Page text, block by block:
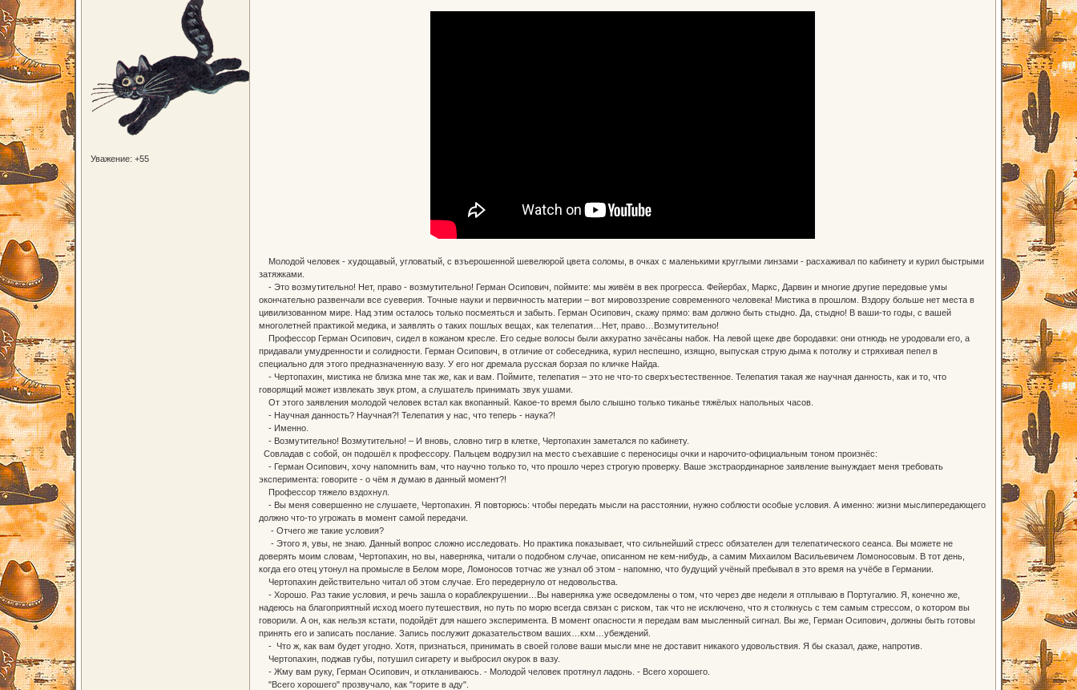
Уважение: +55
Молодой человек - худощавый, угловатый, с взъерошенной шевелюрой цвета соломы, в очках с маленькими круглыми линзами - расхаживал по кабинету и курил быстрыми
затяжками.
- Это возмутительно! Нет, право - возмутительно! Герман Осипович, поймите: мы живём в век прогресса. Фейербах, Маркс, Дарвин и многие другие передовые умы
окончательно развенчали все суеверия. Точные науки и первичность материи – вот мировоззрение современного человека! Мистика в прошлом. Вздору больше нет места в
цивилизованном мире. Над этим осталось только посмеяться и забыть. Герман Осипович, скажу прямо: вам должно быть стыдно. Да, стыдно! В ваши-то годы, с вашей
многолетней практикой медика, и заявлять о таких пошлых вещах, как телепатия…Нет, право…Возмутительно!
Профессор Герман Осипович, сидел в кожаном кресле. Его седые волосы были аккуратно зачёсаны набок. На левой щеке две бородавки: они отнюдь не уродовали его, а
придавали умудренности и солидности. Герман Осипович, в отличие от собеседника, курил неспешно, изящно, выпуская струю дыма к потолку и стряхивая пепел в
специально для этого предназначенную вазу. У его ног дремала русская борзая по кличке Найда.
- Чертопахин, мистика не близка мне так же, как и вам. Поймите, телепатия – это не что-то сверхъестественное. Телепатия такая же научная данность, как и то, что
говорящий может извлекать звук ртом, а слушатель принимать звук ушами.
От этого заявления молодой человек встал как вкопанный. Какое-то время было слышно только тиканье тяжёлых напольных часов.
- Научная данность? Научная?! Телепатия у нас, что теперь - наука?!
- Именно.
- Возмутительно! Возмутительно! – И вновь, словно тигр в клетке, Чертопахин заметался по кабинету.
Совладав с собой, он подошёл к профессору. Пальцем водрузил на место съехавшие с переносицы очки и нарочито-официальным тоном произнёс:
- Герман Осипович, хочу напомнить вам, что научно только то, что прошло через строгую проверку. Ваше экстраординарное заявление вынуждает меня требовать
эксперимента: говорите - о чём я думаю в данный момент?!
Профессор тяжело вздохнул.
- Вы меня совершенно не слушаете, Чертопахин. Я повторюсь: чтобы передать мысли на расстоянии, нужно соблюсти особые условия. А именно: жизни мыслипередающего
должно что-то угрожать в момент самой передачи.
- Отчего же такие условия?
- Этого я, увы, не знаю. Данный вопрос сложно исследовать. Но практика показывает, что сильнейший стресс обязателен для телепатического сеанса. Вы можете не
доверять моим словам, Чертопахин, но вы, наверняка, читали о подобном случае, описанном не кем-нибудь, а самим Михаилом Васильевичем Ломоносовым. В тот день,
когда его отец утонул на промысле в Белом море, Ломоносов тотчас же узнал об этом - напомню, что будущий учёный пребывал в это время на учёбе в Германии.
Чертопахин действительно читал об этом случае. Его передернуло от недовольства.
- Хорошо. Раз такие условия, и речь зашла о кораблекрушении…Вы наверняка уже осведомлены о том, что через две недели я отплываю в Португалию. Я, конечно же,
надеюсь на благоприятный исход моего путешествия, но путь по морю всегда связан с риском, так что не исключено, что я столкнусь с тем самым стрессом, о котором вы
говорили. А он, как нельзя кстати, подойдёт для нашего эксперимента. В момент опасности я передам вам мысленный сигнал. Вы же, Герман Осипович, должны быть готовы
принять его и записать послание. Запись послужит доказательством ваших…кхм…убеждений.
- Что ж, как вам будет угодно. Хотя, признаться, принимать в своей голове ваши мысли мне не доставит никакого удовольствия. Я бы сказал, даже, напротив.
Чертопахин, поджав губы, потушил сигарету и выбросил окурок в вазу.
- Жму вам руку, Герман Осипович, и откланиваюсь. - Молодой человек протянул ладонь. - Всего хорошего.
"Всего хорошего" прозвучало, как "горите в аду".